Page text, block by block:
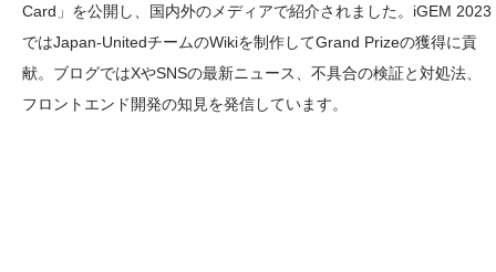
Card」を公開し、国内外のメディアで紹介されました。iGEM 2023
ではJapan-UnitedチームのWikiを制作してGrand Prizeの獲得に貢
献。ブログではXやSNSの最新ニュース、不具合の検証と対処法、
フロントエンド開発の知見を発信しています。